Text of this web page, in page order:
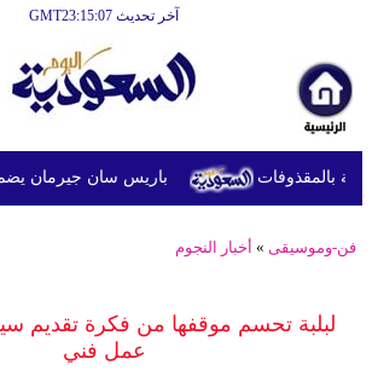
آخر تحديث GMT23:15:07
باريس سان جيرمان يضم
فن-وموسيقى » أخبار النجوم
لبلبة تحسم موقفها من فكرة تقديم
عمل فني